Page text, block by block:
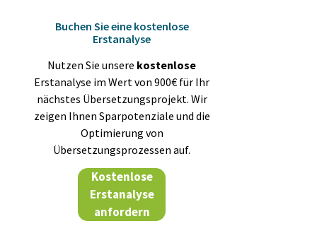
Buchen Sie eine kostenlose
Erstanalyse
Nutzen Sie unsere kostenlose
Erstanalyse im Wert von 900€ für Ihr
nächstes Übersetzungsprojekt. Wir
zeigen Ihnen Sparpotenziale und die
Optimierung von
Übersetzungsprozessen auf.
Kostenlose
Erstanalyse
anfordern